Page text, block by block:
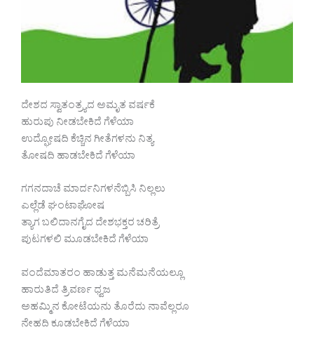
ದೇಶದ ಸ್ವಾತಂತ್ರ್ಯದ ಅಮೃತ ವರ್ಷಕೆ
ಹುರುಪು ನೀಡಬೇಕಿದೆ ಗೆಳೆಯಾ
ಉದ್ಘೋಷದಿ ಕೆಚ್ಚಿನ ಗೀತೆಗಳನು ನಿತ್ಯ
ತೋಷದಿ ಹಾಡಬೇಕಿದೆ ಗೆಳೆಯಾ
ಗಗನದಾಚೆ ಮಾರ್ದನಿಗಳನೆಬ್ಬಿಸಿ ನಿಲ್ಲಲು
ಎಲ್ಲೆಡೆ ಘಂಟಾಘೋಷ
ತ್ಯಾಗ ಬಲಿದಾನಗೈದ ದೇಶಭಕ್ತರ ಚರಿತ್ರೆ
ಪುಟಗಳಲಿ ಮೂಡಬೇಕಿದೆ ಗೆಳೆಯಾ
ವಂದೆಮಾತರಂ ಹಾಡುತ್ತ ಮನೆಮನೆಯಲ್ಲೂ
ಹಾರುತಿದೆ ತ್ರಿವರ್ಣ ಧ್ವಜ
ಅಹಮ್ಮಿನ ಕೋಟೆಯನು ತೊರೆದು ನಾವೆಲ್ಲರೂ
ನೇಹದಿ ಕೂಡಬೇಕಿದೆ ಗೆಳೆಯಾ